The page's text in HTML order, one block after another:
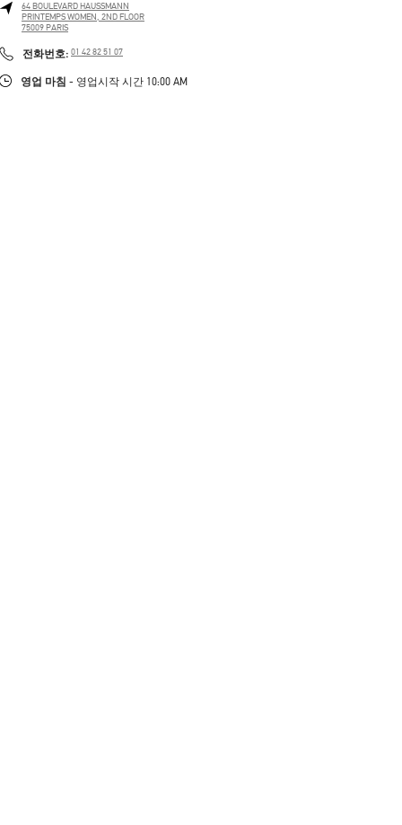
64 BOULEVARD HAUSSMANN
PRINTEMPS WOMEN, 2ND FLOOR
75009PARIS
전화번호: PHONE
01 42 82 51 07
영업 마침 - 영업시작 시간 10:00 AM